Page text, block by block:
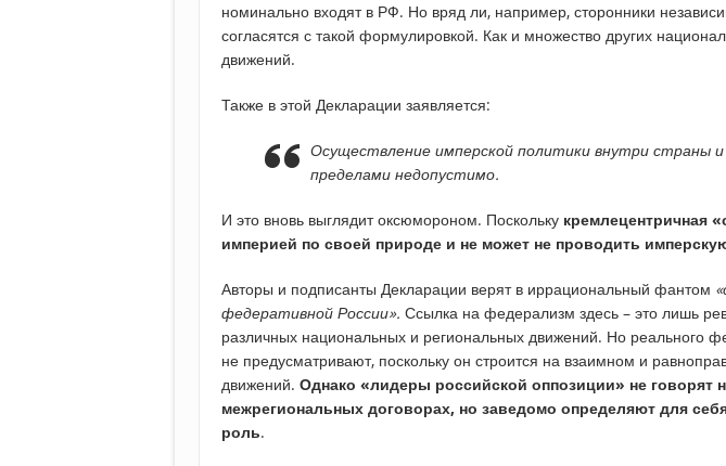
номинально входят в РФ. Но вряд ли, например, сторонники
согласятся с такой формулировкой. Как и множество других
движений.
Также в этой Декларации заявляется:
Осуществление имперской политики внутри страны и
пределами недопустимо.
И это вновь выглядит оксюмороном. Поскольку кремлецентричная
империей по своей природе и не может не проводить
Авторы и подписанты Декларации верят в иррациональный фантом
федеративной России». Ссылка на федерализм здесь – это лишь
различных национальных и региональных движений. Но реального
не предусматривают, поскольку он строится на взаимном и
движений. Однако «лидеры российской оппозиции» не говорят
межрегиональных договорах, но заведомо определяют для
роль.